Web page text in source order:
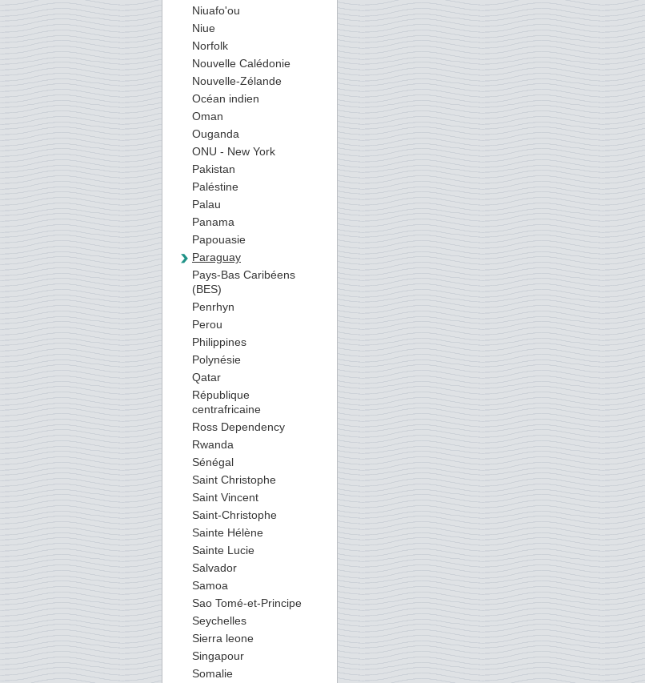
Niuafo'ou
Niue
Norfolk
Nouvelle Calédonie
Nouvelle-Zélande
Océan indien
Oman
Ouganda
ONU - New York
Pakistan
Paléstine
Palau
Panama
Papouasie
Paraguay
Pays-Bas Caribéens
(BES)
Penrhyn
Perou
Philippines
Polynésie
Qatar
République
centrafricaine
Ross Dependency
Rwanda
Sénégal
Saint Christophe
Saint Vincent
Saint-Christophe
Sainte Hélène
Sainte Lucie
Salvador
Samoa
Sao Tomé-et-Principe
Seychelles
Sierra leone
Singapour
Somalie